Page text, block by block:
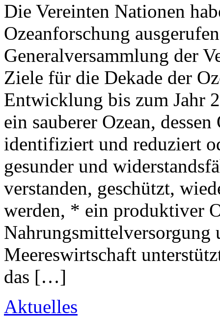
Die Vereinten Nationen
Ozeanforschung
Generalversammlung der
Ziele für die Dekade der
Entwicklung bis zum Jahr
ein sauberer Ozean,
identifiziert und reduziert
gesunder und
verstanden, geschützt,
werden, * ein produktiver
Nahrungsmittelversorgung
Meereswirtschaft
das […]
Aktuelles